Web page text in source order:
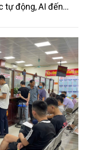
tự động, AI đến
mới sáng tạo và
ra hướng phát
cho địa phương.